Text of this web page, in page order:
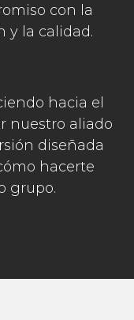
con la
y la calidad.
hacia el
nuestro aliado
diseñada
hacerte
grupo.